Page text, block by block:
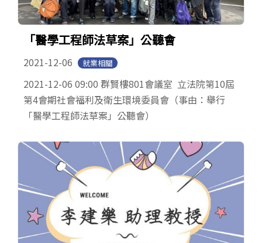
「醫學工程師法草案」公聽會
2021-12-06 就業相關
2021-12-06 09:00 群賢樓801會議室 立法院第10屆
第4會期社會福利及衛生環境委員會（事由：舉行
「醫學工程師法草案」公聽會）